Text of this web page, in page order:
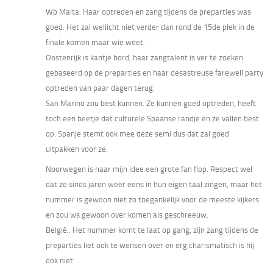
Wb Malta: Haar optreden en zang tijdens de preparties was
goed. Het zal wellicht niet verder dan rond de 15de plek in de
finale komen maar wie weet.
Oostenrijk is kantje bord, haar zangtalent is ver te zoeken
gebaseerd op de preparties en haar desastreuse farewell party
optreden van paar dagen terug.
San Marino zou best kunnen. Ze kunnen goed optreden, heeft
toch een beetje dat culturele Spaanse randje en ze vallen best
op. Spanje stemt ook mee deze semi dus dat zal goed
uitpakken voor ze.
Noorwegen is naar mijn idee een grote fan flop. Respect wel
dat ze sinds jaren weer eens in hun eigen taal zingen, maar het
nummer is gewoon niet zo toegankelijk voor de meeste kijkers
en zou ws gewoon over komen als geschreeuw.
Belgiè.. Het nummer komt te laat op gang, zijn zang tijdens de
preparties liet ook te wensen over en erg charismatisch is hij
ook niet.